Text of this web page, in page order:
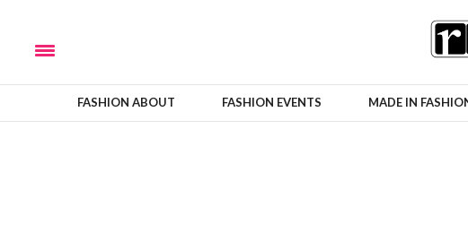
FASHION ABOUT FASHION EVENTS MADE IN